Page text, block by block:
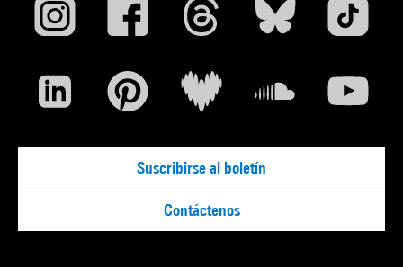
Suscribirse al boletín
Contáctenos